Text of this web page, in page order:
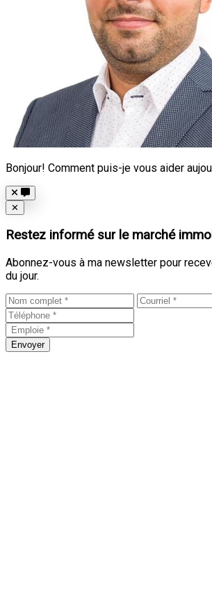
Bonjour! Comment puis-je vous aider
Close
✕
Restez informé sur le marché
Abonnez-vous à ma newsletter pour
du jour.
Envoyer